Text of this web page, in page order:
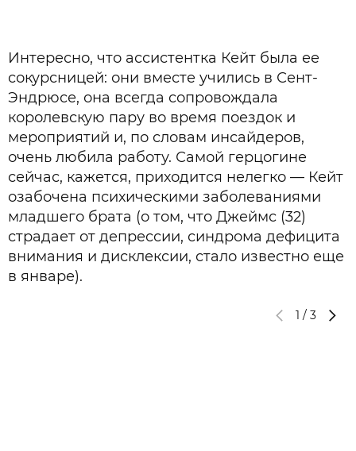
Интересно, что ассистентка Кейт была ее
сокурсницей: они вместе учились в Сент-
Эндрюсе, она всегда сопровождала
королевскую пару во время поездок и
мероприятий и, по словам инсайдеров,
очень любила работу. Самой герцогине
сейчас, кажется, приходится нелегко — Кейт
озабочена психическими заболеваниями
младшего брата (о том, что Джеймс (32)
страдает от депрессии, синдрома дефицита
внимания и дисклексии, стало известно еще
в январе).
1 / 3